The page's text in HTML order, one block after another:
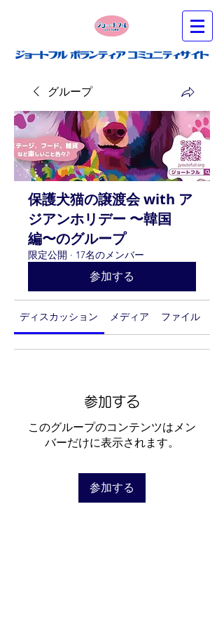
グループ
保護犬猫の譲渡会 with ア
ジアンホリデー 〜韓国
編〜のグループ
限定公開 · 17名のメンバー
参加する
ディスカッション メディア ファイル
参加する
このグループのコンテンツはメン
バーだけに表示されます。
参加する